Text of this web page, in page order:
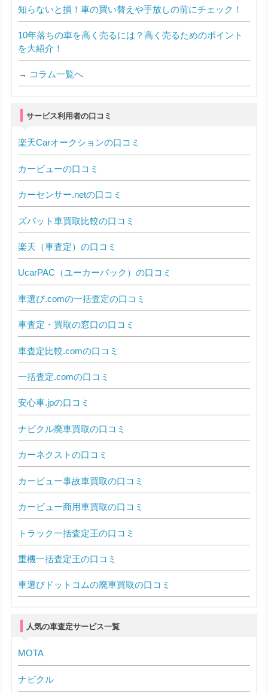
知らないと損！車の買い替えや手放しの前にチェック！
10年落ちの車を高く売るには？高く売るためのポイント
を大紹介！
→ コラム一覧へ
サービス利用者の口コミ
楽天Carオークションの口コミ
カービューの口コミ
カーセンサー.netの口コミ
ズバット車買取比較の口コミ
楽天（車査定）の口コミ
UcarPAC（ユーカーパック）の口コミ
車選び.comの一括査定の口コミ
車査定・買取の窓口の口コミ
車査定比較.comの口コミ
一括査定.comの口コミ
安心車.jpの口コミ
ナビクル廃車買取の口コミ
カーネクストの口コミ
カービュー事故車買取の口コミ
カービュー商用車買取の口コミ
トラック一括査定王の口コミ
重機一括査定王の口コミ
車選びドットコムの廃車買取の口コミ
人気の車査定サービス一覧
MOTA
ナビクル